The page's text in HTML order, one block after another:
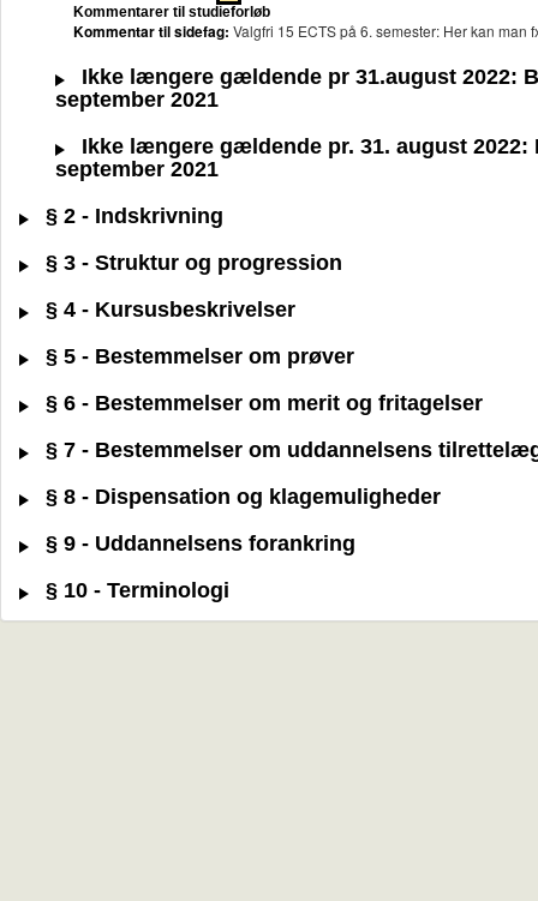
Kommentarer til studieforløb
Kommentar til sidefag: Valgfri 15 ECTS på 6. semester: Her kan man
Ikke længere gældende pr 31.august 2022:
september 2021
Ikke længere gældende pr. 31. august
september 2021
§ 2 - Indskrivning
§ 3 - Struktur og progression
§ 4 - Kursusbeskrivelser
§ 5 - Bestemmelser om prøver
§ 6 - Bestemmelser om merit og fritagelser
§ 7 - Bestemmelser om uddannelsens
§ 8 - Dispensation og klagemuligheder
§ 9 - Uddannelsens forankring
§ 10 - Terminologi